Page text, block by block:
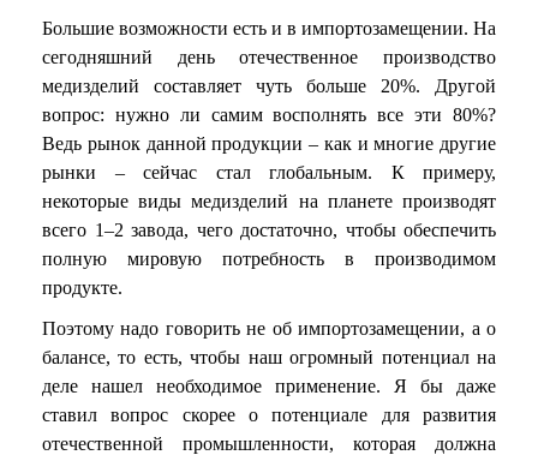
Большие возможности есть и в импортозамещении. На
сегодняшний день отечественное производство
медизделий составляет чуть больше 20%. Другой
вопрос: нужно ли самим восполнять все эти 80%?
Ведь рынок данной продукции – как и многие другие
рынки – сейчас стал глобальным. К примеру,
некоторые виды медизделий на планете производят
всего 1–2 завода, чего достаточно, чтобы обеспечить
полную мировую потребность в производимом
продукте.
Поэтому надо говорить не об импортозамещении, а о
балансе, то есть, чтобы наш огромный потенциал на
деле нашел необходимое применение. Я бы даже
ставил вопрос скорее о потенциале для развития
отечественной промышленности, которая должна